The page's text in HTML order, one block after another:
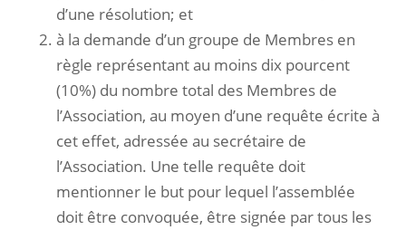
d’une résolution; et
à la demande d’un groupe de Membres en
règle représentant au moins dix pourcent
(10%) du nombre total des Membres de
l’Association, au moyen d’une requête écrite à
cet effet, adressée au secrétaire de
l’Association. Une telle requête doit
mentionner le but pour lequel l’assemblée
doit être convoquée, être signée par tous les